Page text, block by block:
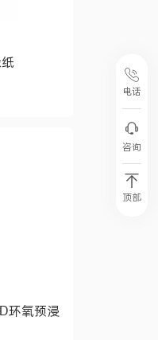
环氧预浸
电话
咨询
顶部